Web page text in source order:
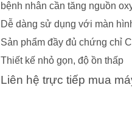
bệnh nhân cần tăng nguồn
Dễ dàng sử dụng với màn
Sản phẩm đầy đủ chứng chỉ
Thiết kế nhỏ gọn, độ ồn thấp
Liên hệ trực tiếp mua